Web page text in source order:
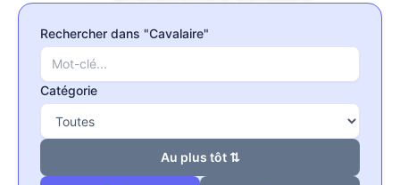
Rechercher dans "Cavalaire"
Catégorie
Au plus tôt ⇅